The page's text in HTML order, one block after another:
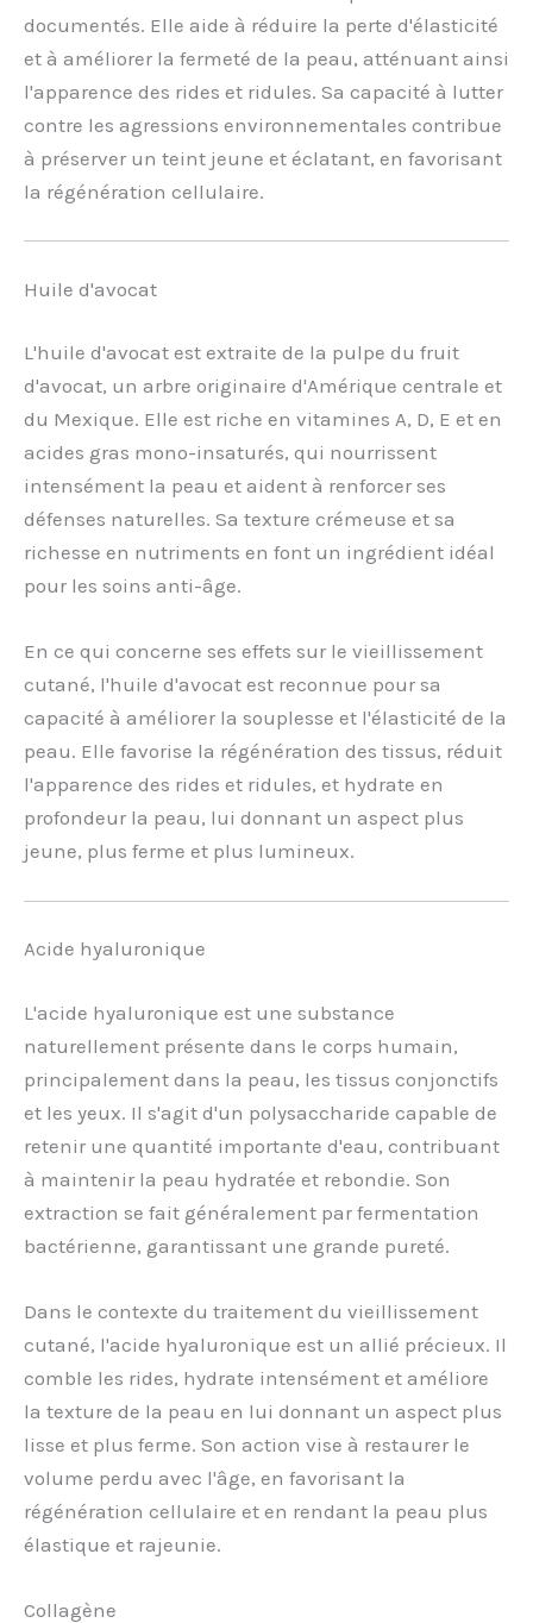
documentés. Elle aide à réduire la perte d'élasticité
et à améliorer la fermeté de la peau, atténuant ainsi
l'apparence des rides et ridules. Sa capacité à lutter
contre les agressions environnementales contribue
à préserver un teint jeune et éclatant, en favorisant
la régénération cellulaire.
Huile d'avocat
L'huile d'avocat est extraite de la pulpe du fruit
d'avocat, un arbre originaire d'Amérique centrale et
du Mexique. Elle est riche en vitamines A, D, E et en
acides gras mono-insaturés, qui nourrissent
intensément la peau et aident à renforcer ses
défenses naturelles. Sa texture crémeuse et sa
richesse en nutriments en font un ingrédient idéal
pour les soins anti-âge.
En ce qui concerne ses effets sur le vieillissement
cutané, l'huile d'avocat est reconnue pour sa
capacité à améliorer la souplesse et l'élasticité de la
peau. Elle favorise la régénération des tissus, réduit
l'apparence des rides et ridules, et hydrate en
profondeur la peau, lui donnant un aspect plus
jeune, plus ferme et plus lumineux.
Acide hyaluronique
L'acide hyaluronique est une substance
naturellement présente dans le corps humain,
principalement dans la peau, les tissus conjonctifs
et les yeux. Il s'agit d'un polysaccharide capable de
retenir une quantité importante d'eau, contribuant
à maintenir la peau hydratée et rebondie. Son
extraction se fait généralement par fermentation
bactérienne, garantissant une grande pureté.
Dans le contexte du traitement du vieillissement
cutané, l'acide hyaluronique est un allié précieux. Il
comble les rides, hydrate intensément et améliore
la texture de la peau en lui donnant un aspect plus
lisse et plus ferme. Son action vise à restaurer le
volume perdu avec l'âge, en favorisant la
régénération cellulaire et en rendant la peau plus
élastique et rajeunie.
Collagène